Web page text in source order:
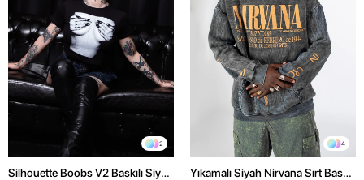
2
Silhouette Boobs V2 Baskılı Siyah
4
Yıkamalı Siyah Nirvana Sırt Baskılı